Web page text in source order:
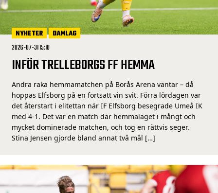
NYHETER DAMLAG
2026-07-31 15:10
INFÖR TRELLEBORGS FF HEMMA
Andra raka hemmamatchen på Borås Arena väntar – då
hoppas Elfsborg på en fortsatt vin svit. Förra lördagen var
det återstart i elitettan när IF Elfsborg besegrade Umeå IK
med 4-1. Det var en match där hemmalaget i mångt och
mycket dominerade matchen, och tog en rättvis seger.
Stina Jensen gjorde bland annat två mål […]